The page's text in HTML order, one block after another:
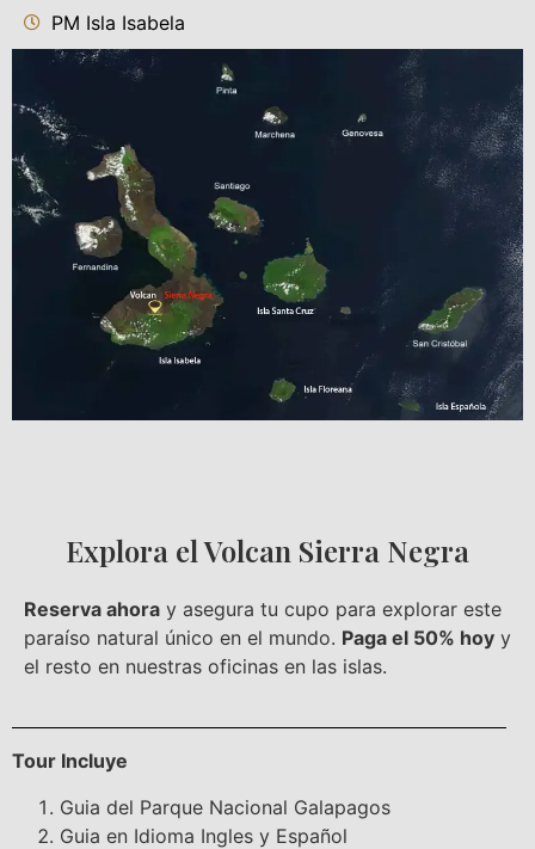
PM Isla Isabela
Explora el Volcan Sierra Negra
Reserva ahora y asegura tu cupo para explorar este
paraíso natural único en el mundo. Paga el 50% hoy y
el resto en nuestras oficinas en las islas.
Tour Incluye
Guia del Parque Nacional Galapagos
Guia en Idioma Ingles y Español